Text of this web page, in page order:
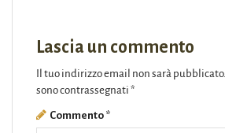
Lascia un commento
Il tuo indirizzo email non sarà pubblicato.
sono contrassegnati *
Commento *